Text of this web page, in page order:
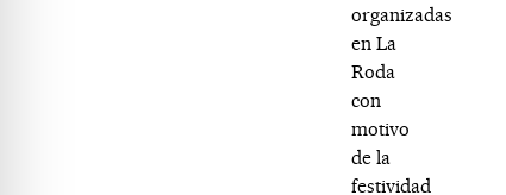
organizadas
en La
Roda
con
motivo
de la
festividad